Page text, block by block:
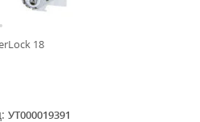
18
УТ000019391